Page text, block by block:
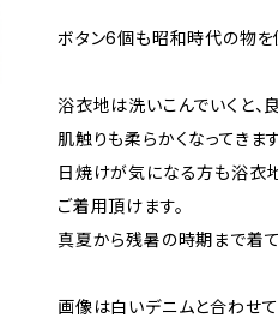
ボタン6個も昭和時代の物を
浴衣地は洗いこんでいくと、
肌触りも柔らかくなってきま
日焼けが気になる方も浴衣
ご着用頂けます。
真夏から残暑の時期まで着
画像は白いデニムと合わせて